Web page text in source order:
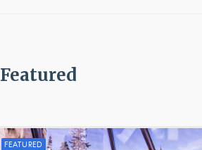
Featured
FEATURED